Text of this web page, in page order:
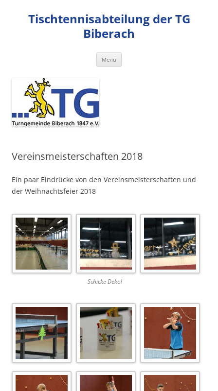
springenTischtennisabteilung der TG
Biberach
Menü
Vereinsmeisterschaften 2018
Ein paar Eindrücke von den Vereinsmeisterschaften und
der Weihnachtsfeier 2018
Schicke Deko!